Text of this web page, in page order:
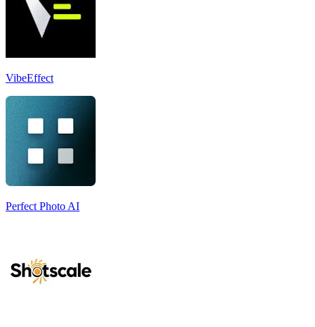
VibeEffect
Perfect Photo AI